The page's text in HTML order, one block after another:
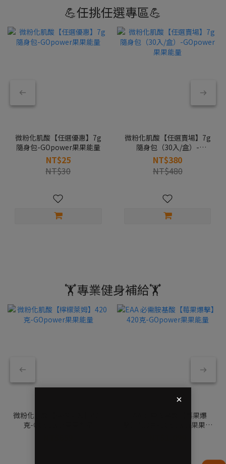
💪任挑任選專區💪
微粉化肌酸【任選優惠】7g
隨身包-GOpower果果能量
NT$25
NT$30
微粉化肌酸【任選賣場】7g
隨身包（30入/盒）-
GOpower果果能量
NT$380
NT$480
🏋️專業健身補給🏋️
微粉化肌酸【檸檬萊姆】420
克-GOpower果果能量
EAA 必需胺基酸【莓果爆
擊】420克-GOpower果果能